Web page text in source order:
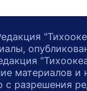
материалов и
с разрешения